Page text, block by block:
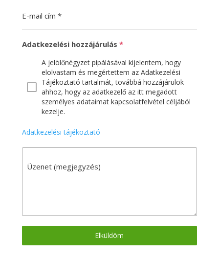
E-mail cím *
Adatkezelési hozzájárulás *
A jelölőnégyzet pipálásával kijelentem, hogy
elolvastam és megértettem az Adatkezelési
Tájékoztató tartalmát, továbbá hozzájárulok
ahhoz, hogy az adatkezelő az itt megadott
személyes adataimat kapcsolatfelvétel céljából
kezelje.
Adatkezelési tájékoztató
Üzenet (megjegyzés)
Elküldöm